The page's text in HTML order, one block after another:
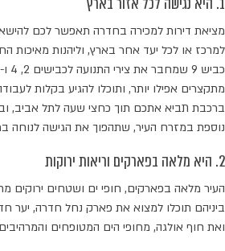
מציאת דירות למכירה בחדרה תאפשר לכם
למרכז או לכל יעד אחר בארץ, וליהנות מאיכות
מתקצרים אפילו יותר, ותוכלו להגיע בקלות
ברכבת תביא אתכם תוך כחצי שעה לתל אביב,
נוספת במזרח העיר, שתהפוך את הגישה לנוחה
2. היא מלאה בפארקים וריאות ירוקות
העיר מלאה בפארקים, חופי ים ושטחים ירוקים
ביניהם תוכלו למצוא את פארק נחל חדרה, יער
ואת חוף אולגה, מחופי הים המטופחים